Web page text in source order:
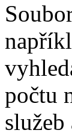
počtu
služeb